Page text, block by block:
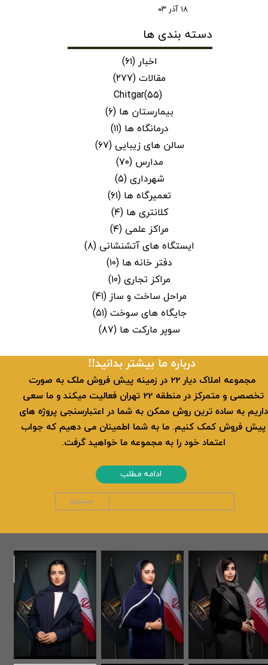
۱۸ آذر ۰۳
دسته بندی ها
اخبار(۶۱)
مقالات(۲۷۷)
Chitgar(۵۵)
بیمارستان ها (۶)
درمانگاه ها (۱۱)
سالن های زیبایی (۶۷)
مدارس (۷۰)
شهرداری(۵)
تعمیرگاه ها (۶۱)
کلانتری ها (۴)
مراکز علمی (۴)
ایستگاه های آتشنشانی (۸)
دفتر خانه ها (۱۰)
مراکز تجاری(۱۰)
مراحل ساخت و ساز(۴۱)
جایگاه های سوخت(۵۱)
سوپر مارکت ها (۸۷)
​​درباره ما بیشتر بدانید!!
​ مجموعه املاک دیار 22 در زمینه پیش فروش ملک به صورت
تخصصی و متمرکز در منطقه 22 تهران فعالیت میکند و ما سعی
داریم به ساده ترین روش ممکن به شما در اعتبارسنجی پروژه های
پیش فروش کمک کنیم. ما به شما اطمینان می دهیم که جواب
اعتماد خود را به مجموعه ما خواهید گرفت.
ادامه مطلب
جستجو